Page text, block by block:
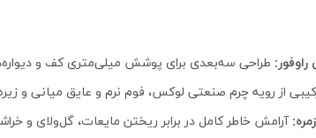
طراحی سه‌بعدی برای پوشش میلی‌متری کف و
از رویه چرم صنعتی لوکس، فوم نرم و عایق میانی و
آرامش خاطر کامل در برابر ریختن مایعات، گل‌ولای و